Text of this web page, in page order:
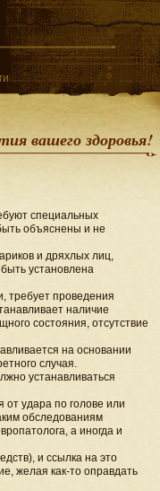
вашего здоровья!
специальных
объяснены и не
и дряхлых лиц,
установлена
требует проведения
наличие
состояния, отсутствие
на основании
случая.
устанавливаться
удара по голове или
обследованиям
а иногда и
и ссылка на это
желая как-то оправдать